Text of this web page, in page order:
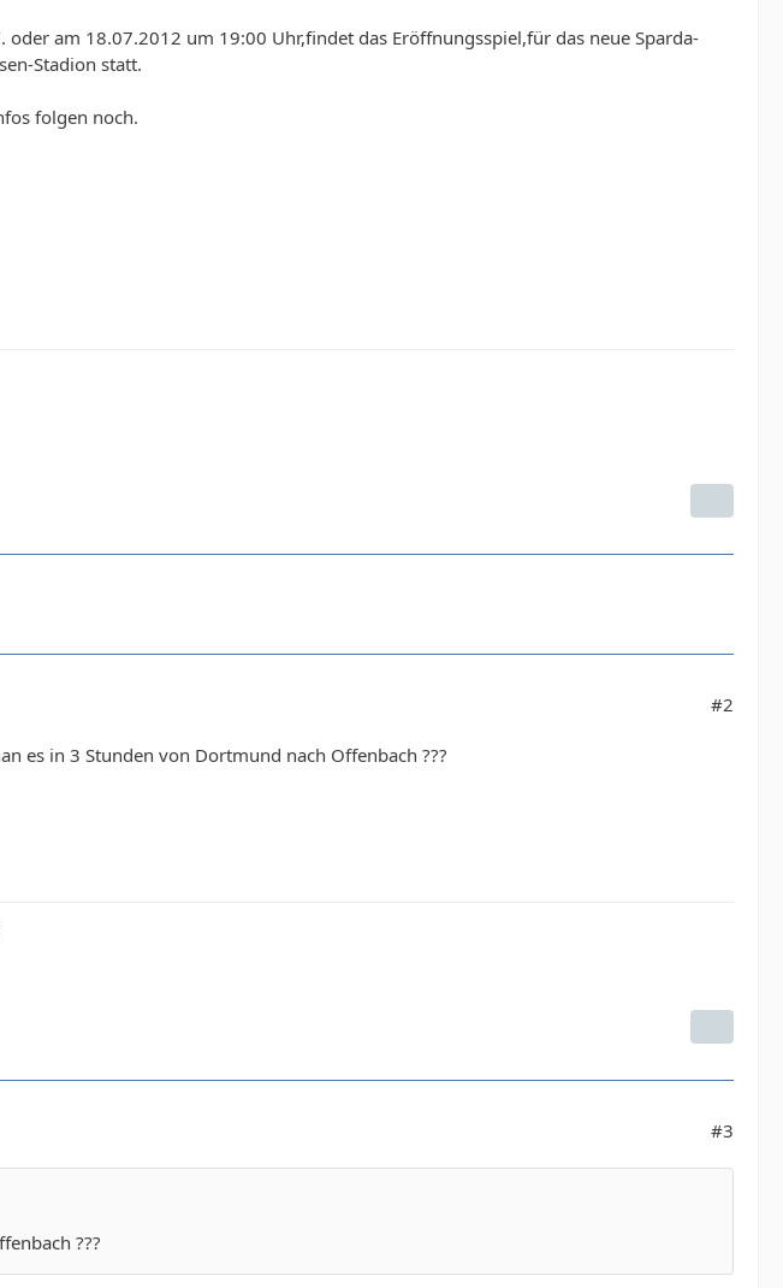
oder am 18.07.2012 um 19:00 Uhr,findet das Eröffnungsspiel,für das neue Sparda-
Stadion statt.
folgen noch.
#2
es in 3 Stunden von Dortmund nach Offenbach ???
#3
???